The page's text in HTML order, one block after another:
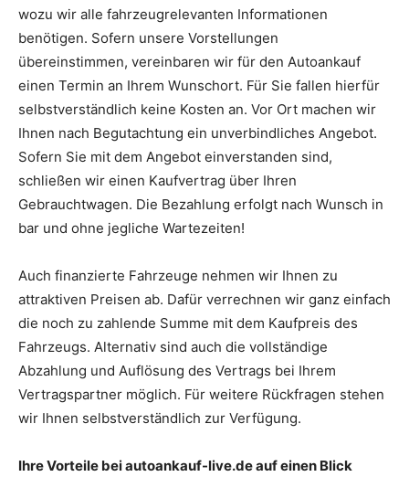
wozu wir alle fahrzeugrelevanten Informationen
benötigen. Sofern unsere Vorstellungen
übereinstimmen, vereinbaren wir für den Autoankauf
einen Termin an Ihrem Wunschort. Für Sie fallen hierfür
selbstverständlich keine Kosten an. Vor Ort machen wir
Ihnen nach Begutachtung ein unverbindliches Angebot.
Sofern Sie mit dem Angebot einverstanden sind,
schließen wir einen Kaufvertrag über Ihren
Gebrauchtwagen. Die Bezahlung erfolgt nach Wunsch in
bar und ohne jegliche Wartezeiten!
Auch finanzierte Fahrzeuge nehmen wir Ihnen zu
attraktiven Preisen ab. Dafür verrechnen wir ganz einfach
die noch zu zahlende Summe mit dem Kaufpreis des
Fahrzeugs. Alternativ sind auch die vollständige
Abzahlung und Auflösung des Vertrags bei Ihrem
Vertragspartner möglich. Für weitere Rückfragen stehen
wir Ihnen selbstverständlich zur Verfügung.
Ihre Vorteile bei autoankauf-live.de auf einen Blick